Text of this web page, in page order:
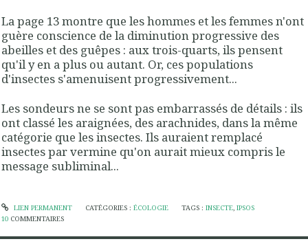
La page 13 montre que les hommes et les femmes n'ont
guère conscience de la diminution progressive des
abeilles et des guêpes : aux trois-quarts, ils pensent
qu'il y en a plus ou autant. Or, ces populations
d'insectes s'amenuisent progressivement...
Les sondeurs ne se sont pas embarrassés de détails : ils
ont classé les araignées, des arachnides, dans la même
catégorie que les insectes. Ils auraient remplacé
insectes par vermine qu'on aurait mieux compris le
message subliminal...
LIEN PERMANENT CATÉGORIES : ÉCOLOGIE TAGS :INSECTE,IPSOS
10 COMMENTAIRES